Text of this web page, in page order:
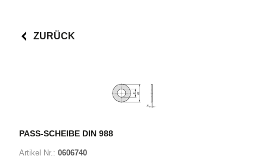
ZURÜCK
PASS-SCHEIBE DIN 988
Artikel Nr.: 0606740